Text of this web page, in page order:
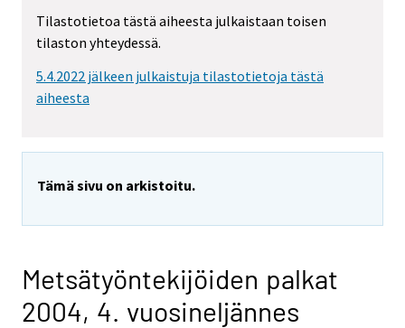
Tilastotietoa tästä aiheesta julkaistaan toisen
tilaston yhteydessä.
5.4.2022 jälkeen julkaistuja tilastotietoja tästä
aiheesta
Tämä sivu on arkistoitu.
Metsätyöntekijöiden palkat
2004, 4. vuosineljännes